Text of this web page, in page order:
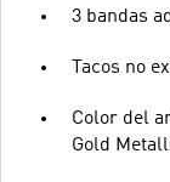
3 bandas
Tacos no
Color del
Gold